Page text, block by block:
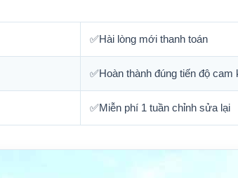
✅Hài lòng mới thanh toán
✅Hoàn thành đúng tiến độ cam
✅Miễn phí 1 tuần chỉnh sửa lại